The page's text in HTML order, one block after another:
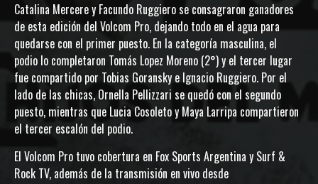
Catalina Mercere y Facundo Ruggiero se consagraron ganadores
de esta edición del Volcom Pro, dejando todo en el agua para
quedarse con el primer puesto. En la categoría masculina, el
podio lo completaron Tomás Lopez Moreno (2°) y el tercer lugar
fue compartido por Tobias Goransky e Ignacio Ruggiero. Por el
lado de las chicas, Ornella Pellizzari se quedó con el segundo
puesto, mientras que Lucia Cosoleto y Maya Larripa compartieron
el tercer escalón del podio.
El Volcom Pro tuvo cobertura en Fox Sports Argentina y Surf &
Rock TV, además de la transmisión en vivo desde